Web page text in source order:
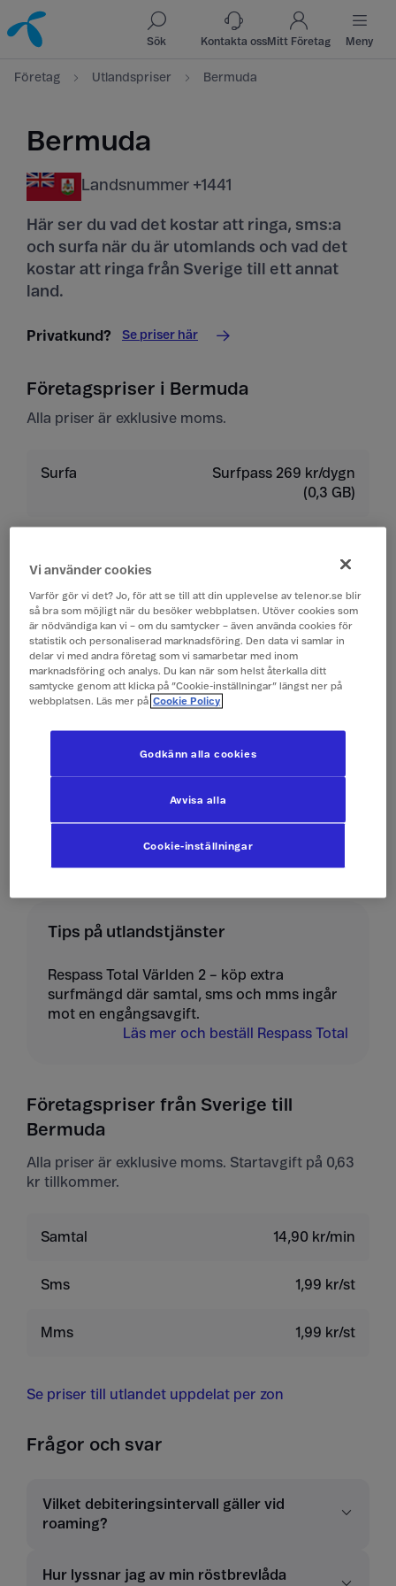
Till innehåll
Till sök
Sök Kontakta ossMitt Företag Meny
Företag Utlandspriser Bermuda
Bermuda
Landsnummer +1441
Här ser du vad det kostar att ringa, sms:a
och surfa när du är utomlands och vad det
kostar att ringa från Sverige till ett annat
land.
Privatkund? Se priser här
Företagspriser i Bermuda
Alla priser är exklusive moms.
Surfa
Surfpass 269 kr/dygn
(0,3 GB)
Ta emot samtal
Lyssna på röstbrevlåda 19 kr/min
Skicka sms 4 kr/st
Ta emot sms 0 kr/st
Skicka mms 10 kr/st
Ta emot mms 10 kr/st
Tips på utlandstjänster
Respass Total Världen 2 – köp extra
surfmängd där samtal, sms och mms ingår
mot en engångsavgift.
Läs mer och beställ Respass Total
Företagspriser från Sverige till
Bermuda
Alla priser är exklusive moms. Startavgift på 0,63
kr tillkommer.
Samtal 14,90 kr/min
Sms 1,99 kr/st
Mms 1,99 kr/st
Se priser till utlandet uppdelat per zon
Frågor och svar
Vilket debiteringsintervall gäller vid
roaming?
Hur lyssnar jag av min röstbrevlåda
Vi använder cookies
Varför gör vi det? Jo, för att se till att din upplevelse av telenor.se blir
så bra som möjligt när du besöker webbplatsen. Utöver cookies som
är nödvändiga kan vi – om du samtycker – även använda cookies för
statistik och personaliserad marknadsföring. Den data vi samlar in
delar vi med andra företag som vi samarbetar med inom
marknadsföring och analys. Du kan när som helst återkalla ditt
samtycke genom att klicka på ”Cookie-inställningar” längst ner på
webbplatsen. Läs mer på Cookie Policy
Cookie-inställningar
Avvisa alla
Godkänn alla cookies